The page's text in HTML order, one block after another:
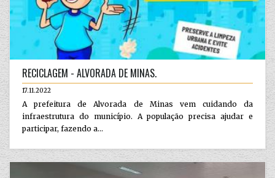
RECICLAGEM - ALVORADA DE MINAS.
17.11.2022
A prefeitura de Alvorada de Minas vem cuidando da
infraestrutura do município. A população precisa ajudar e
participar, fazendo a...